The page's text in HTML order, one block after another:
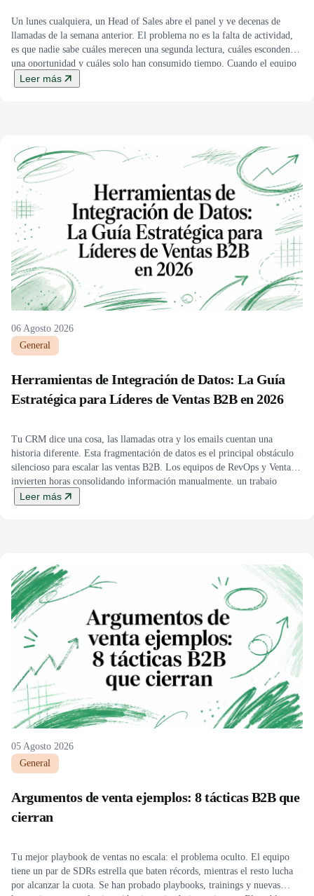
Un lunes cualquiera, un Head of Sales abre el panel y ve decenas de
llamadas de la semana anterior. El problema no es la falta de actividad,
es que nadie sabe cuáles merecen una segunda lectura, cuáles esconden
una oportunidad y cuáles solo han consumido tiempo. Cuando el equipo
trabaja así, el forecast se apoya […]
Leer más
06 Agosto 2026
General
Herramientas de Integración de Datos: La Guía
Estratégica para Líderes de Ventas B2B en 2026
Tu CRM dice una cosa, las llamadas otra y los emails cuentan una
historia diferente. Esta fragmentación de datos es el principal obstáculo
silencioso para escalar las ventas B2B. Los equipos de RevOps y Ventas
invierten horas consolidando información manualmente, un trabajo
repetitivo que roba tiempo a la estrategia y la ejecución. El resultado es
Leer más
05 Agosto 2026
General
Argumentos de venta ejemplos: 8 tácticas B2B que
cierran
Tu mejor playbook de ventas no escala: el problema oculto. El equipo
tiene un par de SDRs estrella que baten récords, mientras el resto lucha
por alcanzar la cuota. Se han probado playbooks, trainings y nuevas